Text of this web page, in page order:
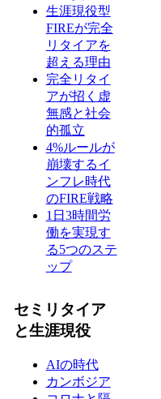
生涯現役型
FIREが完全
リタイアを
超える理由
完全リタイ
アが招く虚
無感と社会
的孤立
4%ルールが
崩壊するイ
ンフレ時代
のFIRE戦略
1日3時間労
働を実現す
る5つのステ
ップ
セミリタイア
と生涯現役
AIの時代
カンボジア